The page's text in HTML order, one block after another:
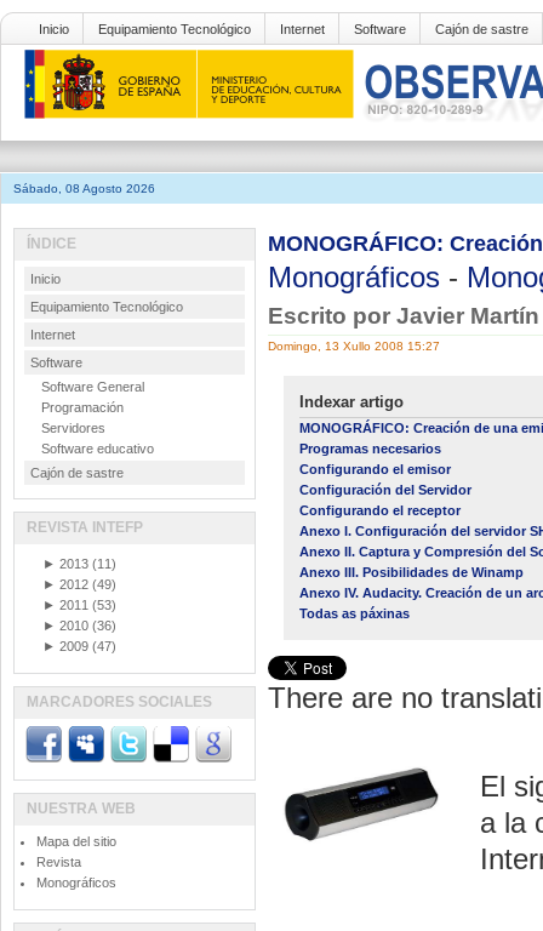
Inicio Equipamiento Tecnológico Internet Software Cajón de sastre
Sábado, 08 Agosto 2026
MONOGRÁFICO:
Monográficos -
Escrito por Javier
Domingo, 13 Xullo 2008 15:27
Indexar artigo
MONOGRÁFICO: Creación de una
Programas necesarios
Configurando el emisor
Configuración del Servidor
Configurando el receptor
Anexo I. Configuración del servidor
Anexo II. Captura y Compresión del
Anexo III. Posibilidades de Winamp
Anexo IV. Audacity. Creación de un
Todas as páxinas
There are no
El
a la
ÍNDICE
Inicio
Equipamiento Tecnológico
Internet
Software
Software General
Programación
Servidores
Software educativo
Cajón de sastre
REVISTA INTEFP
► 2013 (11)
► 2012 (49)
► 2011 (53)
► 2010 (36)
► 2009 (47)
MARCADORES SOCIALES
NUESTRA WEB
Mapa del sitio
Revista
Monográficos